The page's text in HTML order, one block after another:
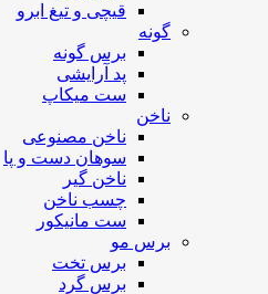
قیچی و تیغ ابرو
گونه
برس گونه
پد آرایشی
ست میکاپ
ناخن
ناخن مصنوعی
سوهان دست و پا
ناخن گیر
چسب ناخن
ست مانیکور
برس مو
برس تخت
برس گرد